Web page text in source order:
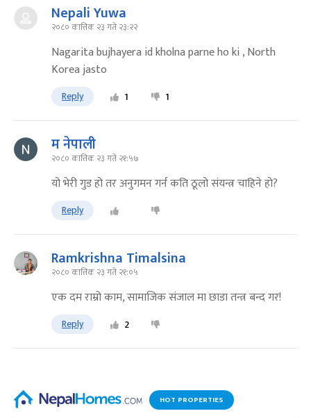
Nepali Yuwa
२०८० कात्तिक २३ गते २३:२२
Nagarita bujhayera id kholna parne ho ki , North
Korea jasto
Reply 1 1
म नेपाली
२०८० कात्तिक २३ गते २१:५७
यो भेरी गुड हो तर अनुगमन गर्न कति ठूलो संयन्त्र चाहिने हो?
Reply
Ramkrishna Timalsina
२०८० कात्तिक २३ गते २१:०५
एक दम राम्रो काम, सामाजिक संजाल मा छाडा तन्त्र बन्द गर!
Reply 2
HOT PROPERTIES